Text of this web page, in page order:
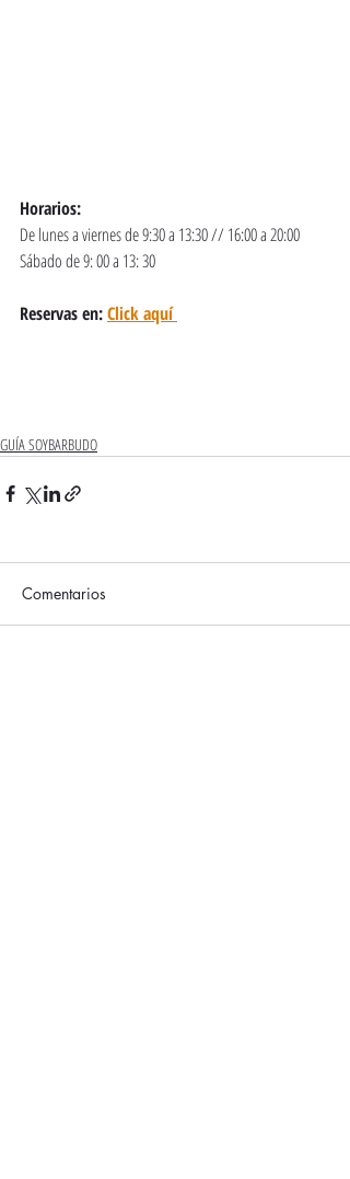
Horarios:
De lunes a viernes de 9:30 a 13:30 // 16:00 a 20:00
Sábado de 9: 00 a 13: 30
Reservas en: Click aquí
GUÍA SOYBARBUDO
Comentarios